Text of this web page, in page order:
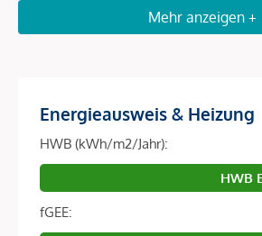
Mit dem Slogan „ urban daheim “
urbaner Identität und hohem Komfort.
Österreichs und hat bereits einige der
Bauprojekte Wiens realisiert – darunter
Mehr anzeigen +
Energieausweis & Heizung
HWB (kWh/m2/Jahr):
HWB
fGEE: